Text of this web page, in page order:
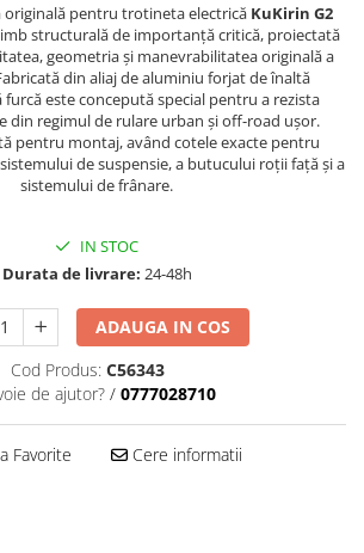
camere-
GEL antipană
originală pentru trotineta electrică KuKirin G2
structurală de importanță critică, proiectată
geometria și manevrabilitatea originală a
din aliaj de aluminiu forjat de înaltă
furcă este concepută special pentru a rezista
din regimul de rulare urban și off-road ușor.
pentru montaj, având cotele exacte pentru
de suspensie, a butucului roții față și a
sistemului de frânare.
IN STOC
Durata de livrare: 24-48h
ADAUGA IN COS
Cod Produs: C56343
de ajutor? / 0777028710
Favorite Cere informatii